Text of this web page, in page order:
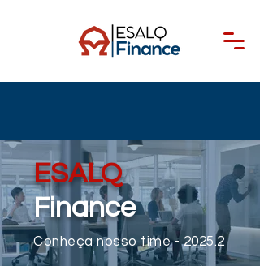
ESALQ
Finance
Conheça nosso time - 2025.2